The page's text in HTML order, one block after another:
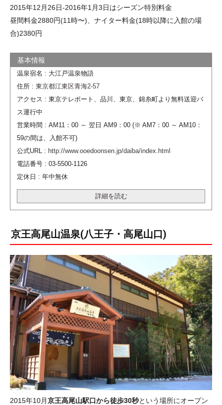
2015年12月26日-2016年1月3日はシーズン特別料金
昼間料金2880円(11時〜)、ナイター料金(18時以降に入館の場
合)2380円
温泉宿名 : 大江戸温泉物語
住所 : 東京都江東区青海2-57
アクセス : 東京テレポート、品川、東京、錦糸町より無料送迎バ
ス運行中
営業時間 : AM11：00 ～ 翌日 AM9：00 (※ AM7：00 ～ AM10：
59の間は、入館不可)
公式URL : http://www.ooedoonsen.jp/daiba/index.html
電話番号 : 03-5500-1126
定休日 : 年中無休
詳細を読む
京王高尾山温泉(八王子・高尾山口)
2015年10月京王高尾山駅口から徒歩30秒という場所にオープン